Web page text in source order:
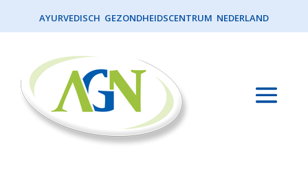
AYURVEDISCH GEZONDHEIDSCENTRUM NEDERLAND